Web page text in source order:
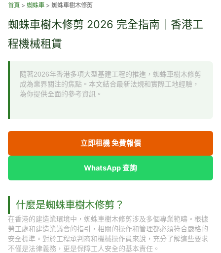
首頁 > 蜘蛛車 > 蜘蛛車樹木修剪
蜘蛛車樹木修剪 2026 完全指南｜香港工
程機械租賃
隨著2026年香港多項大型基建工程的推進，蜘蛛車樹木修剪
成為業界關注的焦點。本文結合最新法規和實際工地經驗，
為你提供全面的參考資訊。
立即租機 免費報價
WhatsApp 查詢
什麼是蜘蛛車樹木修剪？
在香港的建造業環境中，蜘蛛車樹木修剪涉及多個專業範疇。根據
勞工處和建造業議會的指引，相關的操作和管理都必須符合嚴格的
安全標準。對於工程承判商和機械操作員來說，充分了解這些要求
不僅是法律義務，更是保障工人安全的基本責任。